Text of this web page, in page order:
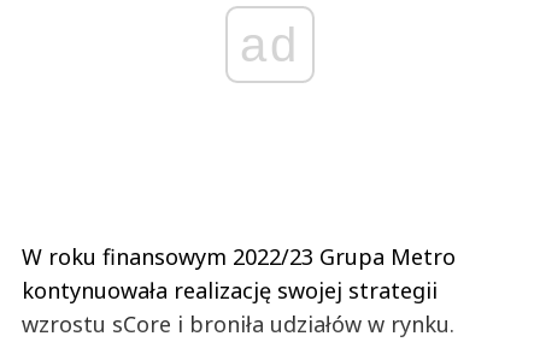
ad
W roku finansowym 2022/23 Grupa Metro
kontynuowała realizację swojej strategii
wzrostu sCore i broniła udziałów w rynku.